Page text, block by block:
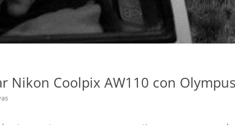
Nikon Coolpix AW110 con